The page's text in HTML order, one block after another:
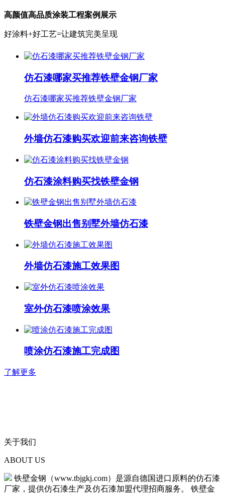
高颜值高品质涂装工程案例展示
好涂料+好工艺=让建筑完美呈现
仿石漆哪家买推荐铁壁金钢厂家
仿石漆哪家买推荐铁壁金钢厂家
外墙仿石漆购买欢迎前来咨询铁壁
仿石漆涂料购买找铁壁金钢
铁壁金钢出售别墅外墙仿石漆
外墙仿石漆施工效果图
室外仿石漆喷涂效果
喷涂仿石漆施工完成图
了解更多
关于我们
ABOUT US
铁壁金钢（www.tbjgkj.com）是源自德国进口原料的仿石漆
厂家，提供仿石漆生产及仿石漆加盟代理招商服务。 铁壁金